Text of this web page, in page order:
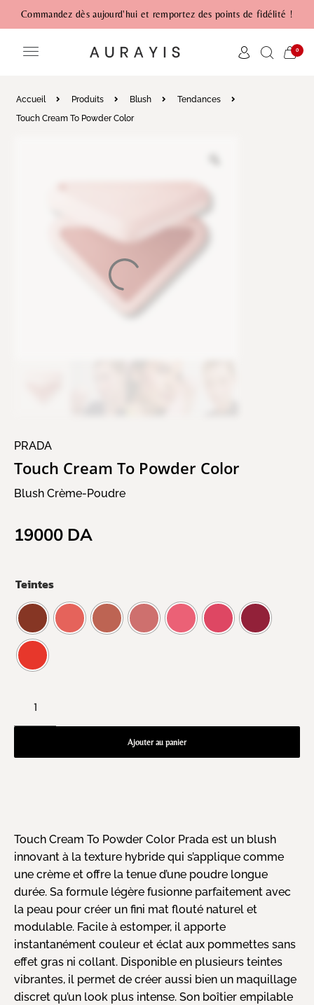
Commandez dès aujourd'hui et remportez des points de fidélité !
0
Accueil Produits Blush
Tendances
Touch Cream To Powder Color
PRADA
Touch Cream To Powder Color
Blush Crème-Poudre
19000 DA
Teintes
Ajouter au panier
Touch Cream To Powder Color Prada est un blush
innovant à la texture hybride qui s’applique comme
une crème et offre la tenue d’une poudre longue
durée. Sa formule légère fusionne parfaitement avec
la peau pour créer un fini mat flouté naturel et
modulable. Facile à estomper, il apporte
instantanément couleur et éclat aux pommettes sans
effet gras ni collant. Disponible en plusieurs teintes
vibrantes, il permet de créer aussi bien un maquillage
discret qu’un look plus intense. Son boîtier empilable